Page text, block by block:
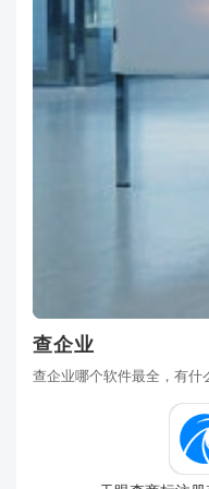
查企业
查企业哪个软件最全，有